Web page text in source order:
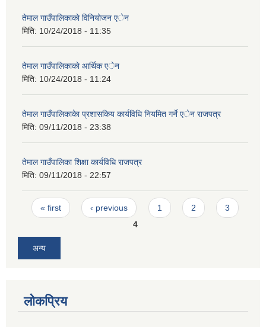
तेमाल गाउँपालिकाकाे विनियोजन एेन
मिति: 10/24/2018 - 11:35
तेमाल गाउँपालिकाकाे आर्थिक एेन
मिति: 10/24/2018 - 11:24
तेमाल गाउँपालिकाकेा प्रशासकिय कार्यविधि नियमित गर्ने एेन राजपत्र
मिति: 09/11/2018 - 23:38
तेमाल गाउँपालिका शिक्षा कार्यविधि राजपत्र
मिति: 09/11/2018 - 22:57
Pages
« first ‹ previous 1 2
3
4
अन्य
लोकप्रिय